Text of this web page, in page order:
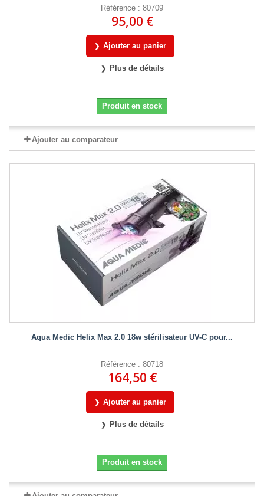
Référence : 80709
95,00 €
Ajouter au panier
Plus de détails
Produit en stock
Ajouter au comparateur
Aqua Medic Helix Max 2.0 18w stérilisateur UV-C pour...
Référence : 80718
164,50 €
Ajouter au panier
Plus de détails
Produit en stock